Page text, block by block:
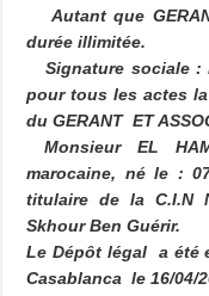
Autant que
durée illimitée.
Signature sociale :
pour tous les actes
du GERANT ET
Monsieur EL
marocaine, né le :
titulaire de la C.I.N
Skhour Ben Guérir.
Le Dépôt légal a été
Casablanca le 16/04/